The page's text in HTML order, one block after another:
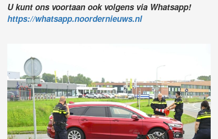
U kunt ons voortaan ook volgens via Whatsapp!
https://whatsapp.noordernieuws.nl